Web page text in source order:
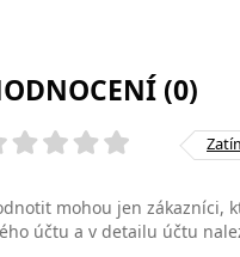
(0)
mohou jen zákazníci,
účtu a v detailu účtu